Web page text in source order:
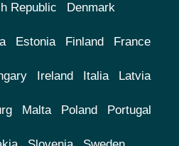
Republic Denmark
Estonia Finland France
Ireland Italia Latvia
Malta Poland Portugal